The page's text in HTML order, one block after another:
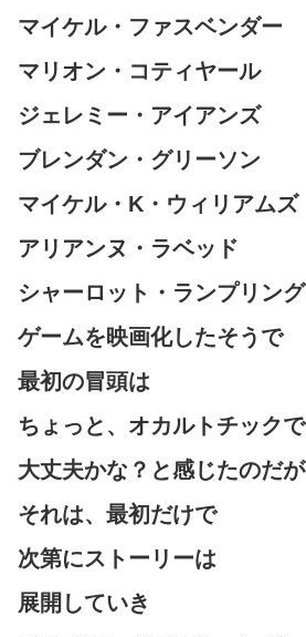
マイケル・ファスベンダー
マリオン・コティヤール
ジェレミー・アイアンズ
ブレンダン・グリーソン
マイケル・K・ウィリアムズ
アリアンヌ・ラベッド
シャーロット・ランプリング
ゲームを映画化したそうで
最初の冒頭は
ちょっと、オカルトチックで
大丈夫かな？と感じたのだが
それは、最初だけで
次第にストーリーは
展開していき